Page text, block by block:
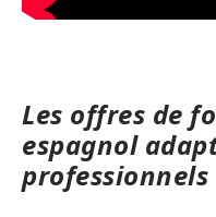
Les offres de
espagnol
professionnels